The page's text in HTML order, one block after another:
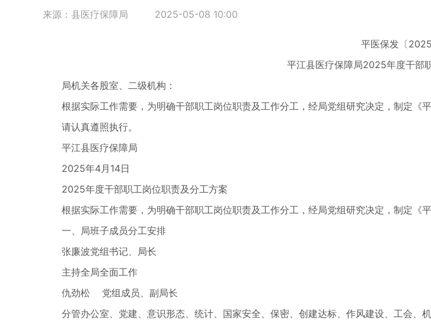
来源：县医疗保障局 2025-05-08 10:00
平医保发〔2025
平江县医疗保障局2025年度干部
局机关各股室、二级机构：
根据实际工作需要，为明确干部职工岗位职责及工作分工，经局党组研究决定，制定《
请认真遵照执行。
平江县医疗保障局
2025年4月14日
2025年度干部职工岗位职责及分工方案
根据实际工作需要，为明确干部职工岗位职责及工作分工，经局党组研究决定，制定《
一、局班子成员分工安排
张廉波党组书记、局长
主持全局全面工作
仇劲松 党组成员、副局长
分管办公室、党建、意识形态、统计、国家安全、保密、创建达标、作风建设、工会、